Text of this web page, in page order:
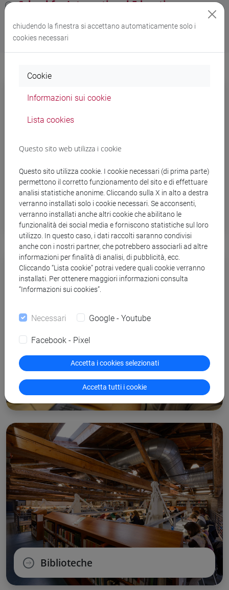
School for International Education
Tutorato
Didattica innovativa e digital
Biblioteche
chiudendo la finestra si accettano automaticamente solo i
cookies necessari
Cookie
Informazioni sui cookie
Lista cookies
Questo sito web utilizza i cookie
Questo sito utilizza cookie. I cookie necessari (di prima parte)
permettono il corretto funzionamento del sito e di effettuare
analisi statistiche anonime. Cliccando sulla X in alto a destra
verranno installati solo i cookie necessari. Se acconsenti,
verranno installati anche altri cookie che abilitano le
funzionalità dei social media e forniscono statistiche sul loro
utilizzo. In questo caso, i dati raccolti saranno condivisi
anche con i nostri partner, che potrebbero associarli ad altre
informazioni per finalità di analisi, di pubblicità, ecc.
Cliccando “Lista cookie” potrai vedere quali cookie verranno
installati. Per ottenere maggiori informazioni consulta
“Informazioni sui cookies”.
Necessari Google - Youtube
Facebook - Pixel
Accetta i cookies selezionati
Accetta tutti i cookie